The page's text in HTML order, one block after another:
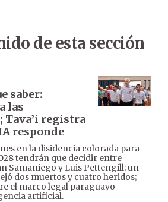
de esta sección
saber:
las
Tava’i registra
responde
en la disidencia colorada para
tendrán que decidir entre
Samaniego y Luis Pettengill; un
dos muertos y cuatro heridos;
el marco legal paraguayo
artificial.